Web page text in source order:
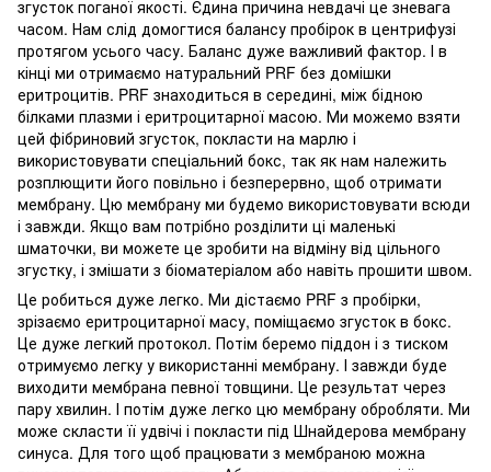
згусток поганої якості. Єдина причина невдачі це зневага
часом. Нам слід домогтися балансу пробірок в центрифузі
протягом усього часу. Баланс дуже важливий фактор. І в
кінці ми отримаємо натуральний PRF без домішки
еритроцитів. PRF знаходиться в середині, між бідною
білками плазми і еритроцитарної масою. Ми можемо взяти
цей фібриновий згусток, покласти на марлю і
використовувати спеціальний бокс, так як нам належить
розплющити його повільно і безперервно, щоб отримати
мембрану. Цю мембрану ми будемо використовувати всюди
і завжди. Якщо вам потрібно розділити ці маленькі
шматочки, ви можете це зробити на відміну від цільного
згустку, і змішати з біоматеріалом або навіть прошити швом.
Це робиться дуже легко. Ми дістаємо PRF з пробірки,
зрізаємо еритроцитарної масу, поміщаємо згусток в бокс.
Це дуже легкий протокол. Потім беремо піддон і з тиском
отримуємо легку у використанні мембрану. І завжди буде
виходити мембрана певної товщини. Це результат через
пару хвилин. І потім дуже легко цю мембрану обробляти. Ми
може скласти її удвічі і покласти під Шнайдерова мембрану
синуса. Для того щоб працювати з мембраною можна